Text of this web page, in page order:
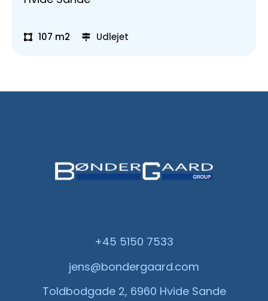
107 m2 Udlejet
+45 5150 7533
jens@bondergaard.com
Toldbodgade 2, 6960 Hvide Sande